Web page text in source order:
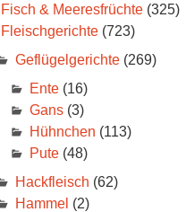
Fisch & Meeresfrüchte(325)
Fleischgerichte(723)
Geflügelgerichte(269)
Ente(16)
Gans(3)
Hühnchen (113)
Pute(48)
Hackfleisch (62)
Hammel (2)